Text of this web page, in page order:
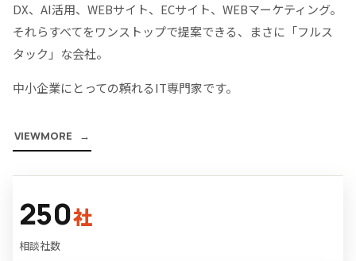
DX、AI活用、WEBサイト、ECサイト、WEBマーケティング。
それらすべてをワンストップで提案できる、まさに「フルス
タック」な会社。
中小企業にとっての頼れるIT専門家です。
VIEWMORE
250社
相談社数